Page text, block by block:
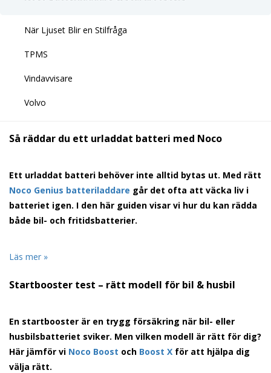
När Ljuset Blir en Stilfråga
TPMS
Vindavvisare
Volvo
Så räddar du ett urladdat batteri med Noco
Ett urladdat batteri behöver inte alltid bytas ut. Med rätt
Noco Genius batteriladdare går det ofta att väcka liv i
batteriet igen. I den här guiden visar vi hur du kan rädda
både bil- och fritidsbatterier.
Läs mer »
Startbooster test – rätt modell för bil & husbil
En startbooster är en trygg försäkring när bil- eller
husbilsbatteriet sviker. Men vilken modell är rätt för dig?
Här jämför vi Noco Boost och Boost X för att hjälpa dig
välja rätt.